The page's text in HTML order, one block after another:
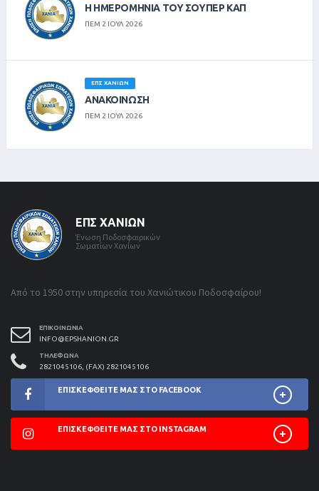
Η ΗΜΕΡΟΜΗΝΙΑ ΤΟΥ ΣΟΥΠΕΡ ΚΑΠ
ΠΕΜ 2 ΙΟΥΛ 2026
ΕΠΣ ΧΑΝΊΩΝ
ΑΝΑΚΟΙΝΩΣΗ
ΠΕΜ 2 ΙΟΥΛ 2026
ΕΠΣ ΧΑΝΊΩΝ
Ένωση Ποδοσφαιρικών
Σωματίων Χανίων
Από το 1950 στην υπηρεσία του Χανιώτικου Ποδοσφαίρου!
ΕΠΙΚΟΙΝΩΝΊΑ
INFO@EPSHANION.GR
ΤΗΛΈΦΩΝΑ
2821045106, (FAX) 2821045106
ΕΠΙΣΚΕΦΘΕΊΤΕ ΜΑΣ ΣΤΟ FACEBOOK
ΕΠΙΣΚΕΦΘΕΊΤΕ ΜΑΣ ΣΤΟ INSTAGRAM